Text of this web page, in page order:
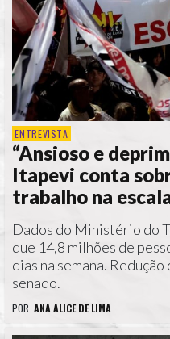
ENTREVISTA
“Ansioso e
Itapevi conta
trabalho na
Dados do Ministério do
que 14,8 milhões de
dias na semana.
senado.
POR ANA ALICE DE LIMA